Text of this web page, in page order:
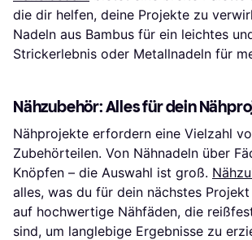
die dir helfen, deine Projekte zu
Nadeln aus Bambus für ein leichtes
Strickerlebnis oder Metallnadeln für
Nähzubehör: Alles für dein
Nähprojekte erfordern eine Vielzahl
Zubehörteilen. Von Nähnadeln über
Knöpfen – die Auswahl ist groß.
alles, was du für dein nächstes
auf hochwertige Nähfäden, die
sind, um langlebige Ergebnisse zu